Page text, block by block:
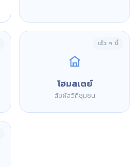
เร็ว ๆ นี้
โฮมสเตย์
สัมผัสวิถีชุมชน